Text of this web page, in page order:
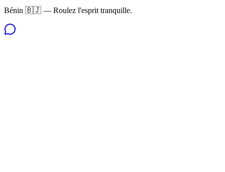
Bénin 🇧🇯 — Roulez l'esprit tranquille.